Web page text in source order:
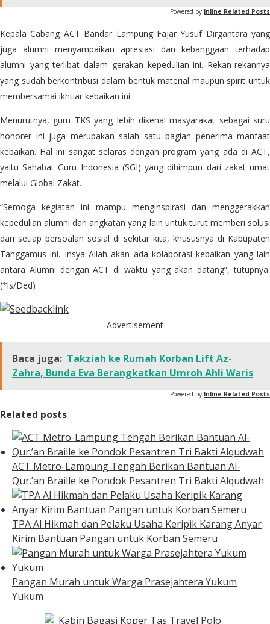
Powered by Inline Related Posts
Kepala Cabang ACT Bandar Lampung Fajar Yusuf Dirgantara yang
juga alumni menyampaikan apresiasi dan kebanggaan terhadap
alumni yang terlibat dalam gerakan kepedulian ini. Rekan-rekannya
yang sudah berkontribusi dalam bentuk material maupun spirit untuk
membersamai ikhtiar kebaikan ini.
Menurutnya, guru TKS yang lebih dikenal masyarakat sebagai suru
honorer ini juga merupakan salah satu bagian penerima manfaat
kebaikan. Hal ini sangat selaras dengan program yang ada di ACT,
yaitu Sahabat Guru Indonesia (SGI) yang dihimpun dari zakat umat
melalui Global Zakat.
“Semoga kegiatan ini mampu menginspirasi dan menggerakkan
kepedulian alumni dari angkatan yang lain untuk turut memberi solusi
dari setiap persoalan sosial di sekitar kita, khususnya di Kabupaten
Tanggamus ini. Insya Allah akan ada kolaborasi kebaikan yang lain
antara Alumni dengan ACT di waktu yang akan datang”, tutupnya.
(*ls/Ded)
Advertisement
Baca juga: Takziah ke Rumah Korban Lift Az-
Zahra, Bunda Eva Berangkatkan Umroh Ahli Waris
Powered by Inline Related Posts
Related posts
ACT Metro-Lampung Tengah Berikan Bantuan Al-
Qur.’an Braille ke Pondok Pesantren Tri Bakti Alqudwah
TPA Al Hikmah dan Pelaku Usaha Keripik Karang Anyar
Kirim Bantuan Pangan untuk Korban Semeru
Pangan Murah untuk Warga Prasejahtera Yukum
Yukum